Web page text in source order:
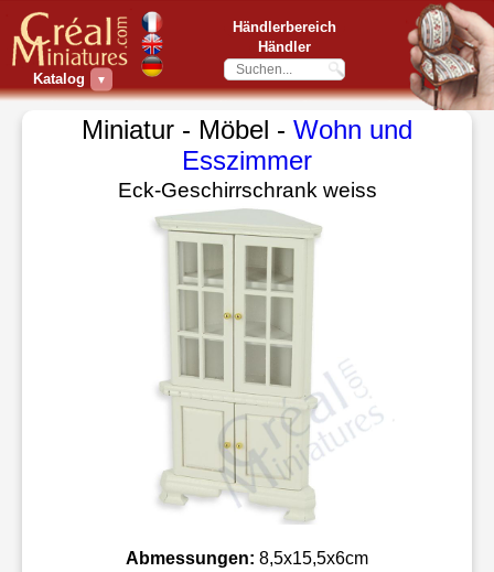
Katalog ▼
Händlerbereich
Händler
Miniatur - Möbel - Wohn und
Esszimmer
Eck-Geschirrschrank weiss
Abmessungen: 8,5x15,5x6cm